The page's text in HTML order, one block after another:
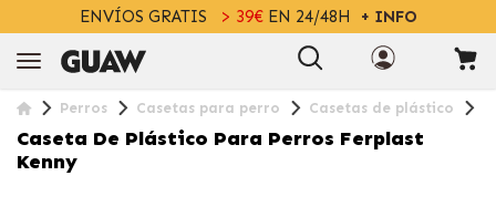
ENVÍOS GRATIS > 39€EN 24/48H + INFO
Perros Casetas para perro Casetas de plástico
Caseta De Plástico Para Perros Ferplast
Kenny